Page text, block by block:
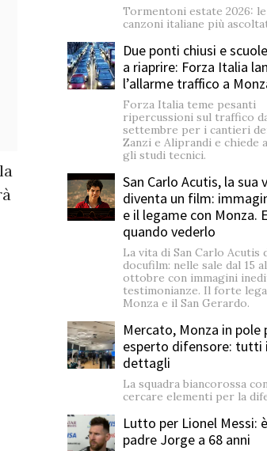
Tormentoni estate 2026:
canzoni italiane più
Due ponti chiusi e
a riaprire: Forza Italia
l’allarme traffico a
Forza Italia teme pesanti
ripercussioni sul traffico
settembre per i cantieri
Zanzi e Aliprandi e chiede
gli studi tecnici.
San Carlo Acutis, la sua
diventa un film:
e il legame con Monza.
quando vederlo
La vita di San Carlo Acutis
docufilm: nelle sale dal 15 al
ottobre con immagini
testimonianze. Il forte
Monza e il San Gerardo.
Mercato, Monza in pole
esperto difensore: tutti i
dettagli
La squadra biancorossa
cercare elementi per la
Lutto per Lionel Messi:
padre Jorge a 68 anni